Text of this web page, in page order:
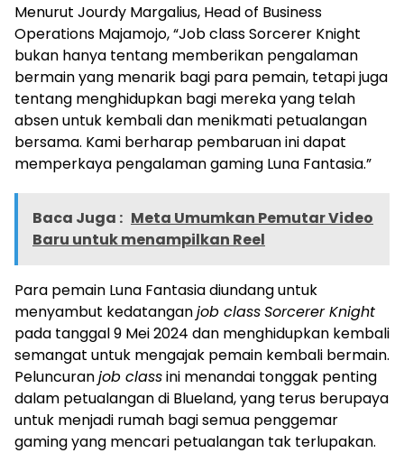
Menurut Jourdy Margalius, Head of Business
Operations Majamojo, “Job class Sorcerer Knight
bukan hanya tentang memberikan pengalaman
bermain yang menarik bagi para pemain, tetapi juga
tentang menghidupkan bagi mereka yang telah
absen untuk kembali dan menikmati petualangan
bersama. Kami berharap pembaruan ini dapat
memperkaya pengalaman gaming Luna Fantasia.”
Baca Juga : Meta Umumkan Pemutar Video
Baru untuk menampilkan Reel
Para pemain Luna Fantasia diundang untuk
menyambut kedatanganjob classSorcerer Knight
pada tanggal 9 Mei 2024 dan menghidupkan kembali
semangat untuk mengajak pemain kembali bermain.
Peluncuranjob classini menandai tonggak penting
dalam petualangan di Blueland, yang terus berupaya
untuk menjadi rumah bagi semua penggemar
gaming yang mencari petualangan tak terlupakan.